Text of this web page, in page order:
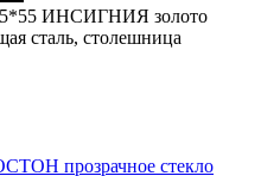
ИНСИГНИЯ золото
сталь, столешница